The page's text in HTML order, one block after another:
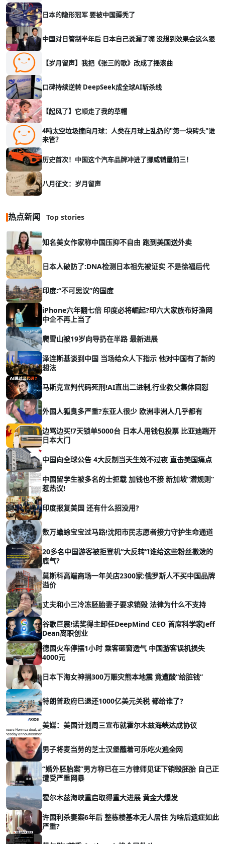
日本的隐形冠军 要被中国薅秃了
中国对日管制半年后 日本自己说漏了嘴 没想到效果会这么狠
【岁月留声】我把《张三的歌》改成了摇滚曲
口碑持续逆转 DeepSeek成全球AI斩杀线
【起风了】它顺走了我的草帽
4吨太空垃圾撞向月球：人类在月球上乱扔的"第一块砖头"谁
来管？
历史首次！中国这个汽车品牌冲进了挪威销量前三！
八月征文：岁月留声
热点新闻 Top stories
知名美女作家称中国压抑不自由 跑到美国送外卖
日本人破防了:DNA检测日本祖先被证实 不是徐福后代
印度:“不可思议”的国度
iPhone六年翻七倍 印度必将崛起?印六大家族布好渔网
中企不再上当了
爬雪山被19岁向导扔在半路 最新进展
泽连斯基谈到中国 当场给众人下指示 他对中国有了新的
想法
马斯克宣判代码死刑!AI直出二进制,行业教父集体回怼
外国人狐臭多严重?东亚人很少 欧洲非洲人几乎都有
边骂边买!7天锁单5000台 日本人用钱包投票 比亚迪踹开
日本大门
中国向全球公告 4大反制当天生效不过夜 直击美国痛点
中国留学生被多名的士拒载 加钱也不接 新加坡“潜规则”
惹热议!
印度报复美国 还有什么招没用?
数万蟾蜍宝宝过马路!沈阳市民志愿者接力守护生命通道
20多名中国游客被拒登机“大反转”!谁给这些粉丝撒泼的
底气?
莫斯科高端商场一年关店2300家:俄罗斯人不买中国品牌
溢价
丈夫和小三冷冻胚胎妻子要求销毁 法律为什么不支持
谷歌巨震!诺奖得主卸任DeepMind CEO 首席科学家Jeff
Dean离职创业
德国火车停摆1小时 乘客砸窗透气 中国游客误机损失
4000元
日本下海女神捐300万赈灾熊本地震 竟遭酸“给脏钱”
特朗普政府已退还1000亿美元关税 都给谁了?
美媒：美国计划周三宣布就霍尔木兹海峡达成协议
男子将麦当劳的芝士汉堡蘸着可乐吃火遍全网
“婚外胚胎案”男方称已在三方律师见证下销毁胚胎 自己正
遭受严重网暴
霍尔木兹海峡重启取得重大进展 黄金大爆发
许国利杀妻案6年后 整栋楼基本无人居住 为啥后遗症如此
严重?